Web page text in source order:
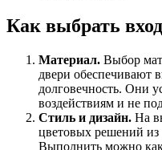
Как выбрать
Материал. Выбор
двери обеспечивают
долговечность. Они
воздействиям и не
Стиль и дизайн. На
цветовых решений
Выполнить можно